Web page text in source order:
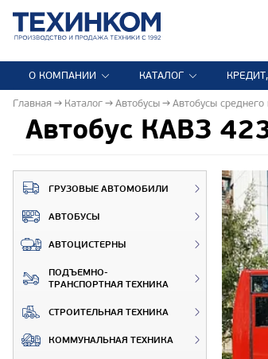
О КОМПАНИИ КАТАЛОГ
Главная Каталог Автобусы Автобусы среднего
Автобус КАВЗ
ГРУЗОВЫЕ АВТОМОБИЛИ
АВТОБУСЫ
АВТОЦИСТЕРНЫ
ПОДЪЕМНО-
ТРАНСПОРТНАЯ ТЕХНИКА
СТРОИТЕЛЬНАЯ ТЕХНИКА
КОММУНАЛЬНАЯ ТЕХНИКА